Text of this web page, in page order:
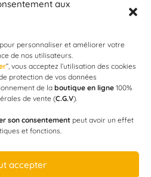
aux
pour personnaliser et améliorer votre
de nos utilisateurs.
”, vous acceptez l’utilisation des cookies
protection de vos données
de la boutique en ligne 100%
de vente (C.G.V).
son consentement peut avoir un effet
et fonctions.
accepter
email